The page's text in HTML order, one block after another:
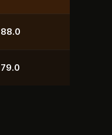
211.0
118.5